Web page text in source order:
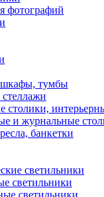
фотографий
тумбы
столики,
и журнальные
банкетки
светильники
светильники
светильники